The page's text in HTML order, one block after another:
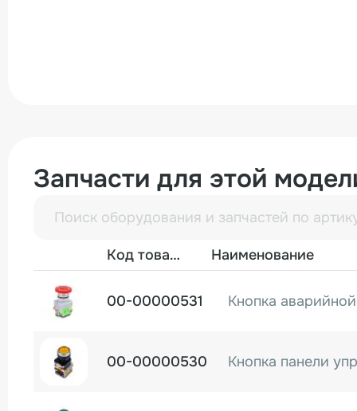
Запчасти для этой
Код товара Наименование
00-00000531 Кнопка
00-00000530